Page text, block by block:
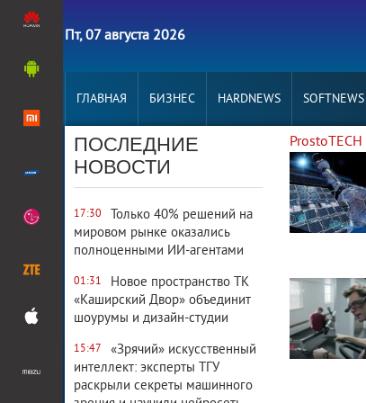
Пт, 07 августа 2026
ГЛАВНАЯ БИЗНЕС HARDNEWS SOFTNEWS
ПОСЛЕДНИЕ
НОВОСТИ
17:30
Только 40% решений на
мировом рынке оказались
полноценными ИИ-агентами
01:31
Новое пространство ТК
«Каширский Двор» объединит
шоурумы и дизайн-студии
15:47
«Зрячий» искусственный
интеллект: эксперты ТГУ
раскрыли секреты машинного
ProstoTECH
2 655 0